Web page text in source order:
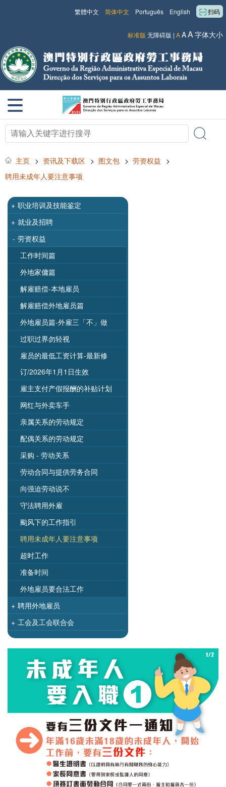
扫码
English
Português
简体中文
繁體中文
标准版 无障碍版 | AAA字体大小
主页 > 资讯及下载区 > 图文包 > 劳资权益 >
聘用未成年人要注意事项
+ 职业培训及技能鉴定
+ 就业及招聘
- 劳资权益
工作时间篇
外地家傭篇
解雇赔偿-本地雇员
解雇赔偿外地雇员篇
外地雇员篇-外雇三「不」做
过职过界勿轻视
雇员的最低工资计算-最新修
订/2026年1月1日生效
雇主支付产假报酬的补贴计划
网红与外卖车手
亲属关系的劳动规定
配偶关系的劳动规定
采购 - 劳动关系
劳动合同与提供劳务合同
向强迫劳动说不
守法聘用外雇
颱风下的工作指引
聘用未成年人要注意事项
超时工作
准备时间
外地雇员要合法工作
+ 聘用外地雇员
+ 工会及工会联合会